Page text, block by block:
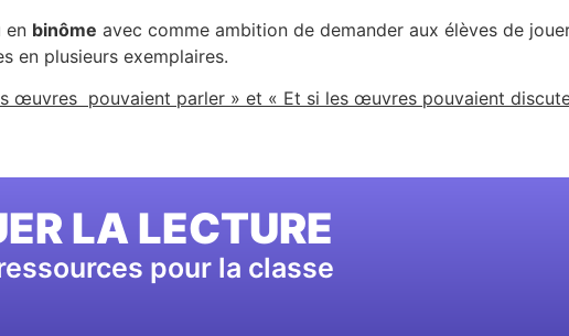
en binôme avec comme ambition de demander aux élèves de
en plusieurs exemplaires.
œuvres pouvaient parler » et « Et si les œuvres pouvaient
LA LECTURE
pour la classe